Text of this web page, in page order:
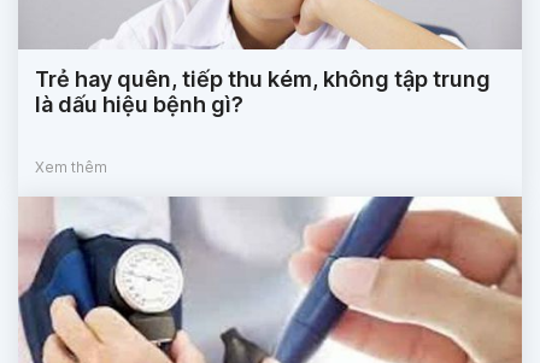
Trẻ hay quên, tiếp thu kém, không tập trung
là dấu hiệu bệnh gì?
Xem thêm